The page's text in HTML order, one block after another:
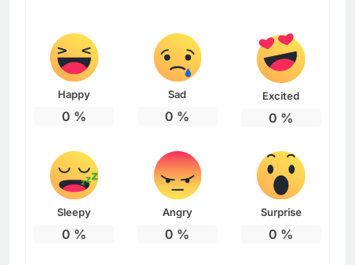
Happy
0 %
Sad
0 %
Excited
0 %
Sleepy
0 %
Angry
0 %
Surprise
0 %